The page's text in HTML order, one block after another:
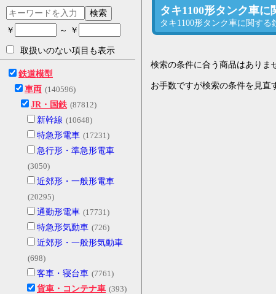
検索
￥ ～ ￥
取扱いのない項目も表示
鉄道模型
車両 (140596)
JR・国鉄 (87812)
新幹線 (10648)
特急形電車 (17231)
急行形・準急形電車
(3050)
近郊形・一般形電車
(20295)
通勤形電車 (17731)
特急形気動車 (726)
近郊形・一般形気動車
(698)
客車・寝台車 (7761)
貨車・コンテナ車 (393)
タキ1100形タンク車
タキ1100形タンク車に関す
検索の条件に合う商品はありま
お手数ですが検索の条件を見直